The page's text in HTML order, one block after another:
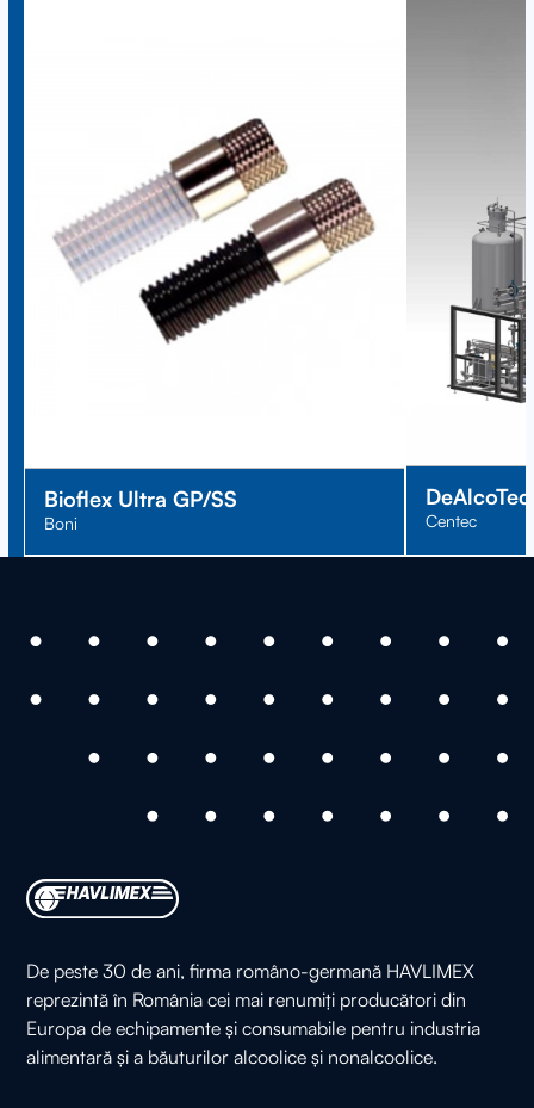
Bioflex Ultra GP/SS
Boni
DeAlcoTec
Centec
De peste 30 de ani, firma româno-germană HAVLIMEX
reprezintă în România cei mai renumiți producători din
Europa de echipamente și consumabile pentru industria
alimentară și a băuturilor alcoolice și nonalcoolice.